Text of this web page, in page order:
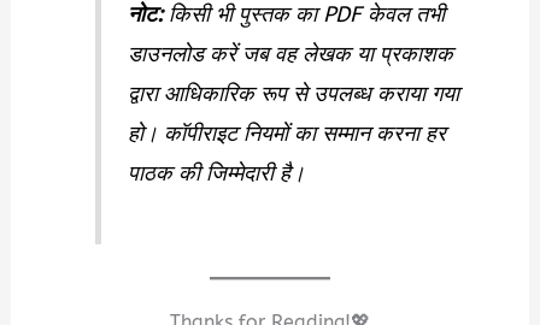
नोट:किसी भी पुस्तक का PDF केवल तभी
डाउनलोड करें जब वह लेखक या प्रकाशक
द्वारा आधिकारिक रूप से उपलब्ध कराया गया
हो। कॉपीराइट नियमों का सम्मान करना हर
पाठक की जिम्मेदारी है।